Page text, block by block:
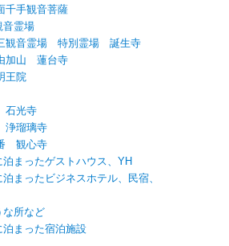
千手観音菩薩
音霊場
観音霊場 特別霊場 誕生寺
加山 蓮台寺
王院
石光寺
瑠璃寺
観心寺
まったゲストハウス、YH
まったビジネスホテル、民宿、
な所など
泊まった宿泊施設